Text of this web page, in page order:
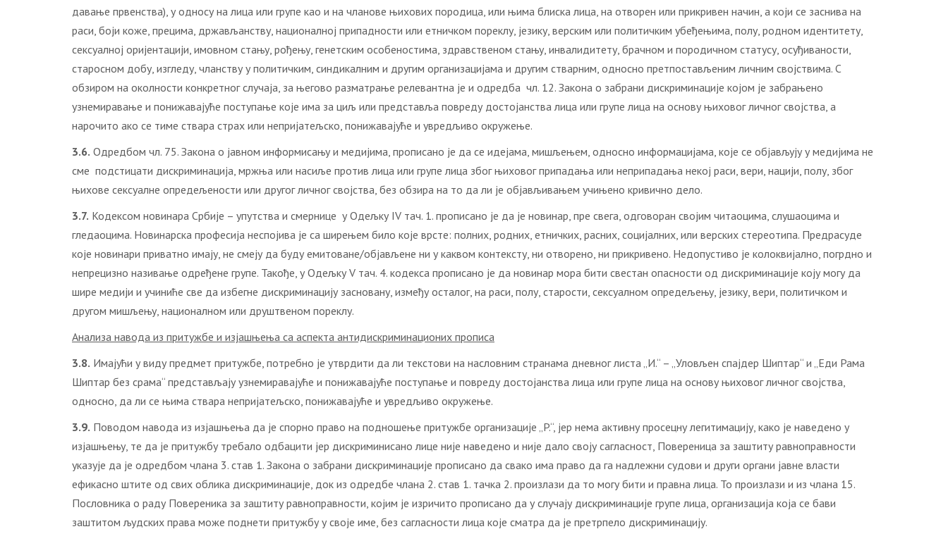
давање првенства), у односу на лица или групе као и на чланове њихових породица, или њима блиска лица, на отворен или прикривен начин, а који се заснива на
раси, боји коже, прецима, држављанству, националној припадности или етничком пореклу, језику, верским или политичким убеђењима, полу, родном идентитету,
сексуалној оријентацији, имовном стању, рођењу, генетским особеностима, здравственом стању, инвалидитету, брачном и породичном статусу, осуђиваности,
старосном добу, изгледу, чланству у политичким, синдикалним и другим организацијама и другим стварним, односно претпостављеним личним својствима. С
обзиром на околности конкретног случаја, за његово разматрање релевантна је и одредба чл. 12. Закона о забрани дискриминације којом је забрањено
узнемиравање и понижавајуће поступање које има за циљ или представља повреду достојанства лица или групе лица на основу њиховог личног својства, а
нарочито ако се тиме ствара страх или непријатељско, понижавајуће и увредљиво окружење.
3.6. Одредбом чл. 75. Закона о јавном информисању и медијима, прописано је да се идејама, мишљењем, односно информацијама, које се објављују у медијима не
сме подстицати дискриминација, мржња или насиље против лица или групе лица због њиховог припадања или неприпадања некој раси, вери, нацији, полу, због
њихове сексуалне опредељености или другог личног својства, без обзира на то да ли је објављивањем учињено кривично дело.
3.7. Кодексом новинара Србије – упутства и смернице у Одељку IV тач. 1. прописано је да је новинар, пре свега, одговоран својим читаоцима, слушаоцима и
гледаоцима. Новинарска професија неспојива је са ширењем било које врсте: полних, родних, етничких, расних, социјалних, или верских стереотипа. Предрасуде
које новинари приватно имају, не смеју да буду емитоване/објављене ни у каквом контексту, ни отворено, ни прикривено. Недопустиво је колоквијално, погрдно и
непрецизно називање одређене групе. Такође, у Одељку V тач. 4. кодекса прописано је да новинар мора бити свестан опасности од дискриминације коју могу да
шире медији и учиниће све да избегне дискриминацију засновану, између осталог, на раси, полу, старости, сексуалном опредељењу, језику, вери, политичком и
другом мишљењу, националном или друштвеном пореклу.
Анализа навода из притужбе и изјашњења са аспекта антидискриминационих прописа
3.8. Имајући у виду предмет притужбе, потребно је утврдити да ли текстови на насловним странама дневног листа „И.“ – „Уловљен спајдер Шиптар“ и „Еди Рама
Шиптар без срама“ представљају узнемиравајуће и понижавајуће поступање и повреду достојанства лица или групе лица на основу њиховог личног својства,
односно, да ли се њима ствара непријатељско, понижавајуће и увредљиво окружење.
3.9. Поводом навода из изјашњења да је спорно право на подношење притужбе организације „P.“, јер нема активну просецну легитимацију, како је наведено у
изјашњењу, те да је притужбу требало одбацити јер дискриминисано лице није наведено и није дало своју сагласност, Повереница за заштиту равноправности
указује да је одредбом члана 3. став 1. Закона о забрани дискриминације прописано да свако има право да га надлежни судови и други органи јавне власти
ефикасно штите од свих облика дискриминације, док из одредбе члана 2. став 1. тачка 2. произлази да то могу бити и правна лица. То произлази и из члана 15.
Пословника о раду Повереника за заштиту равноправности, којим је изричито прописано да у случају дискриминације групе лица, организација која се бави
заштитом људских права може поднети притужбу у своје име, без сагласности лица које сматра да је претрпело дискриминацију.